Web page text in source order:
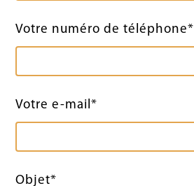
Votre numéro de téléphone*
Votre e-mail*
Objet*